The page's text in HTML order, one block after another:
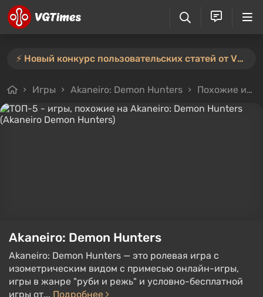
⚡️ Новый конкурс пользовательских статей от VGTimes — участвуйте тут ⚡️
Игры Akaneiro: Demon Hunters Похожие игры
Akaneiro: Demon Hunters
Akaneiro: Demon Hunters — это ролевая игра с
изометрическим видом с примесью онлайн-игры,
игры в жанре "руби и режь" и условно-бесплатной
игры от... Подробнее